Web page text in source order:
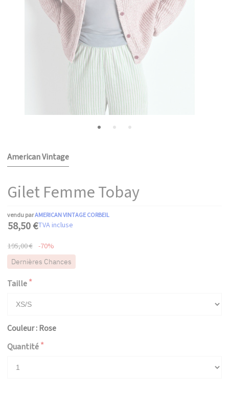
American Vintage
Gilet Femme Tobay
vendu parAMERICAN VINTAGE CORBEIL
58,50 €TVA incluse
195,00 € -70%
Dernières Chances
Taille
Couleur : Rose
Quantité